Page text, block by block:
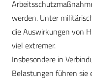
werden. Unter
die Auswirkungen von
viel extremer.
Insbesondere in
Belastungen führen sie